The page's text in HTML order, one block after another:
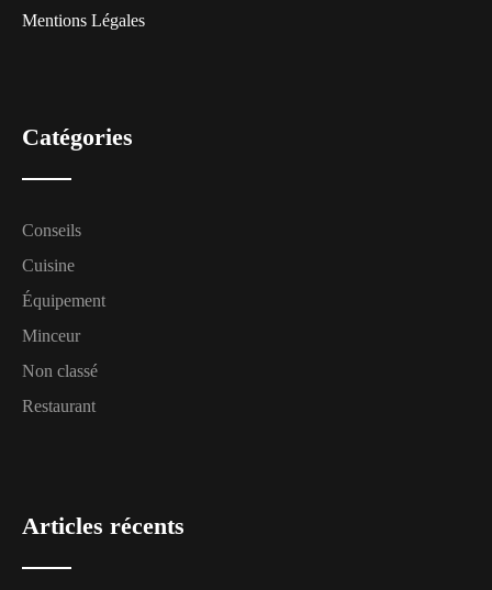
Mentions Légales
Catégories
Conseils
Cuisine
Équipement
Minceur
Non classé
Restaurant
Articles récents